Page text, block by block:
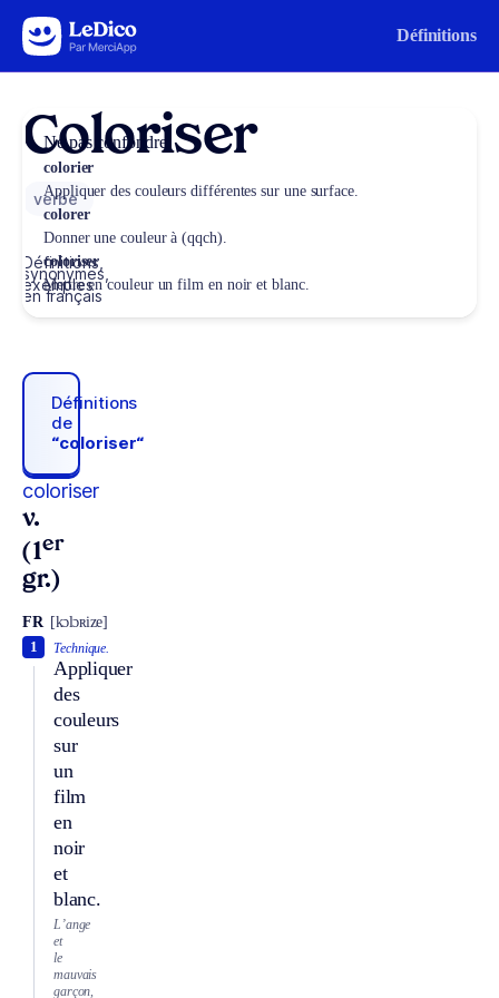
Aller au contenu Définitions
Coloriser
verbe
Définitions,
synonymes,
exemples
en français
Définitions
de
“coloriser“
coloriser
v.
(1er
gr.)
FR [kɔlɔʀize]
Technique.
Appliquer
des
couleurs
sur
un
film
en
noir
et
blanc.
1
L’ange
et
le
mauvais
garçon,
Ne pas confondre
colorier
Appliquer des couleurs différentes sur une surface.
colorer
Donner une couleur à (qqch).
coloriser
Mettre en couleur un film en noir et blanc.